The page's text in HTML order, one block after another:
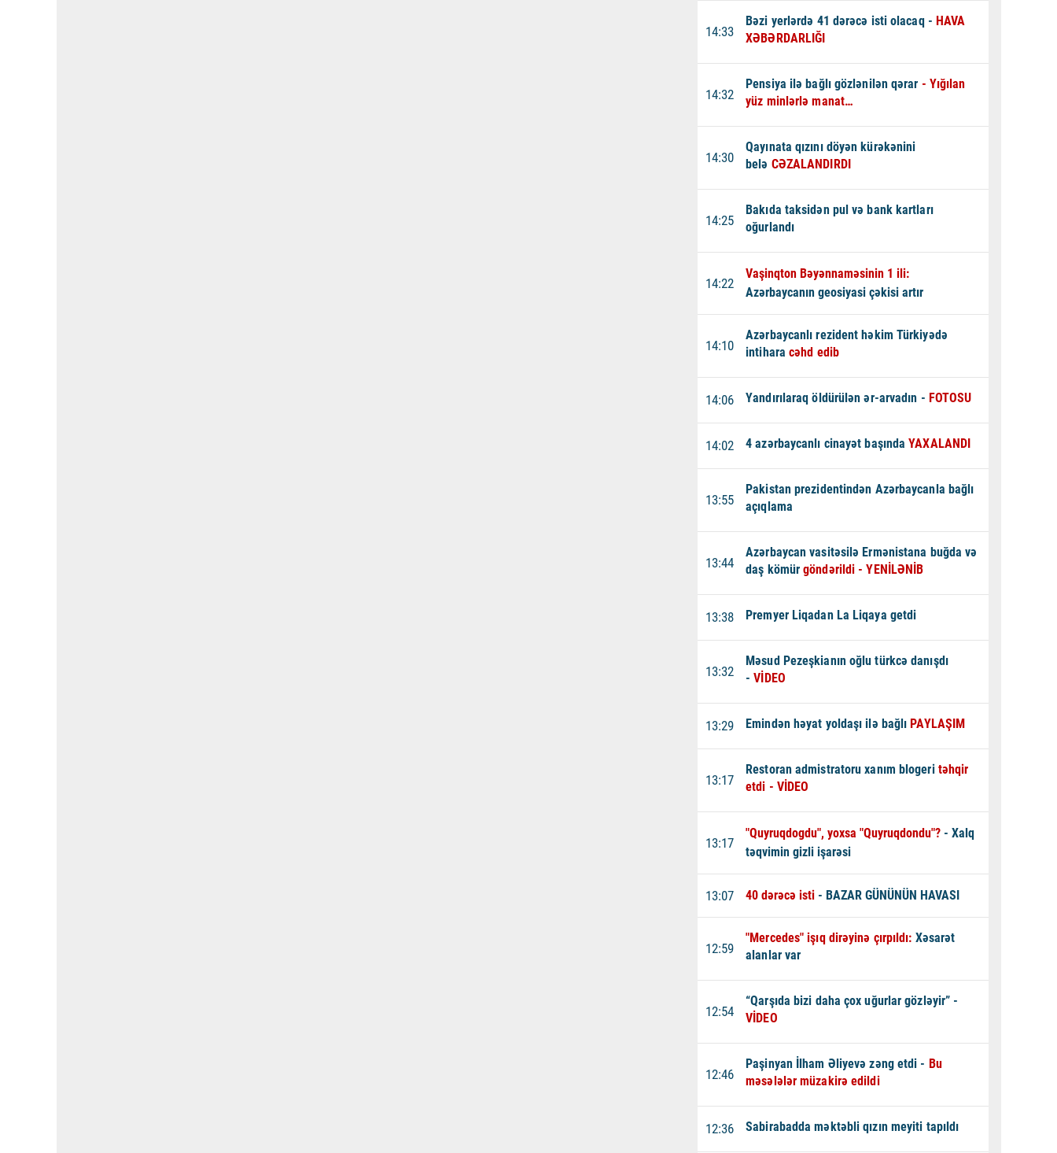
14:33
Bəzi yerlərdə 41 dərəcə isti olacaq - HAVA
XƏBƏRDARLIĞI
14:32
Pensiya ilə bağlı gözlənilən qərar - Yığılan
yüz minlərlə manat…
14:30
Qayınata qızını döyən kürəkənini
belə CƏZALANDIRDI
14:25
Bakıda taksidən pul və bank kartları
oğurlandı
14:22
Vaşinqton Bəyənnaməsinin 1 ili:
Azərbaycanın geosiyasi çəkisi artır
14:10
Azərbaycanlı rezident həkim Türkiyədə
intihara cəhd edib
14:06 Yandırılaraq öldürülən ər-arvadın - FOTOSU
14:02 4 azərbaycanlı cinayət başındaYAXALANDI
13:55
Pakistan prezidentindən Azərbaycanla bağlı
açıqlama
13:44
Azərbaycan vasitəsilə Ermənistana buğda və
daş kömürgöndərildi - YENİLƏNİB
13:38 Premyer Liqadan La Liqaya getdi
13:32
Məsud Pezeşkianın oğlu türkcə danışdı
-VİDEO
13:29 Emindən həyat yoldaşı ilə bağlı PAYLAŞIM
13:17
Restoran admistratoru xanım blogeri təhqir
etdi - VİDEO
13:17
"Quyruqdogdu", yoxsa "Quyruqdondu"? - Xalq
təqvimin gizli işarəsi
13:07 40 dərəcə isti - BAZAR GÜNÜNÜN HAVASI
12:59
"Mercedes" işıq dirəyinə çırpıldı: Xəsarət
alanlar var
12:54
“Qarşıda bizi daha çox uğurlar gözləyir” -
VİDEO
12:46
Paşinyan İlham Əliyevə zəng etdi - Bu
məsələlər müzakirə edildi
12:36 Sabirabadda məktəbli qızın meyiti tapıldı